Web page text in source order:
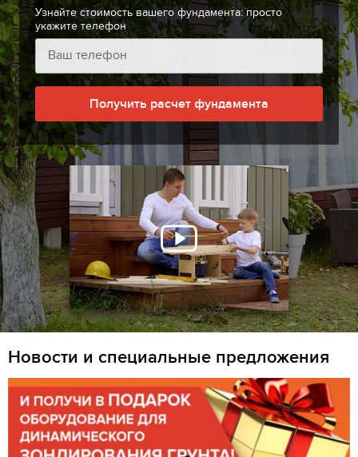
Узнайте стоимость вашего фундамента: просто
укажите телефон
Получить расчет фундамента
Новости и специальные предложения